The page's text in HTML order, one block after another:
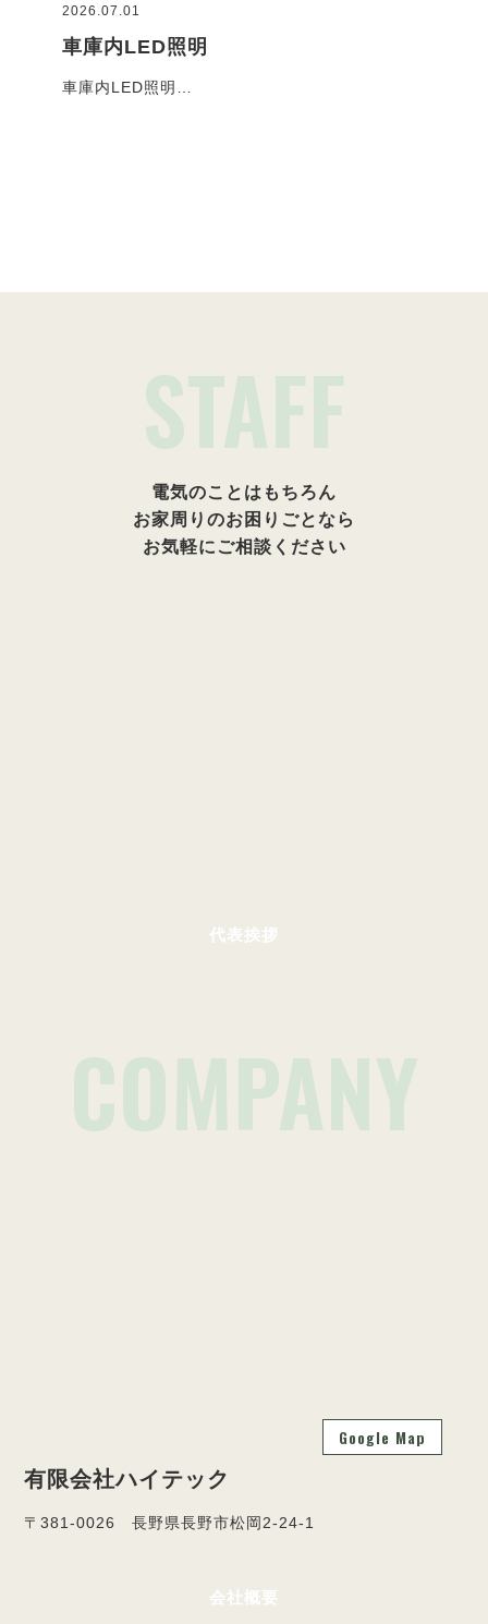
2026.07.01
車庫内LED照明
車庫内LED照明…
STAFF
電気のことはもちろん
お家周りのお困りごとなら
お気軽にご相談ください
代表挨拶
COMPANY
Google Map
有限会社ハイテック
〒381-0026 長野県長野市松岡2-24-1
会社概要